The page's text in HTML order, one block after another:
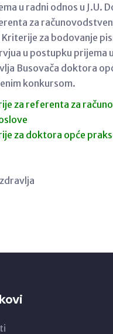
u radni odnos u J.U.
za
Kriterije za bodovanje
u postupku prijema
Busovača doktora
konkursom.
za referenta za
za doktora opće